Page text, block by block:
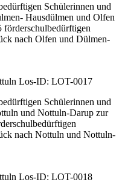
Schülerinnen und
Hausdülmen und Olfen
förderschulbedürftigen
nach Olfen und Dülmen-
Los-ID: LOT-0017
Schülerinnen und
und Nottuln-Darup zur
nach Nottuln und Nottuln-
Los-ID: LOT-0018